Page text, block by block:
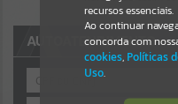
NOTÍCIAS
Por
AUTOATENDIMENTO
recursos essenciais.
Ao continuar
concorda com
cookies, Políticas
Uso.